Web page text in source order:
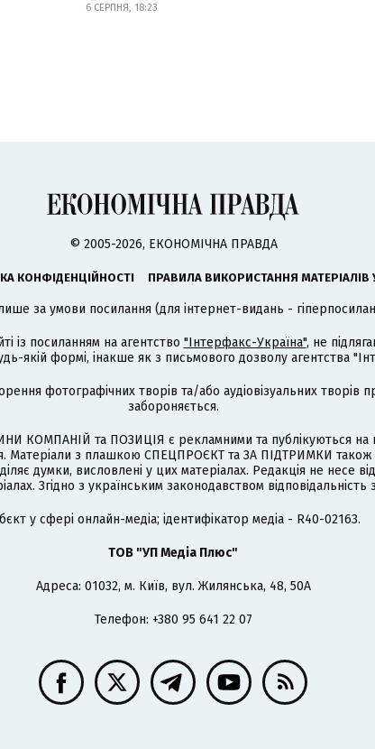
6 СЕРПНЯ, 18:23
© 2005-2026, ЕКОНОМІЧНА ПРАВДА
КОНФІДЕНЦІЙНОСТІ ПРАВИЛА ВИКОРИСТАННЯ МАТЕРІАЛІВ
за умови посилання (для інтернет-видань -
із посиланням на агентство "Інтерфакс-Україна", не
якій формі, інакше як з письмового дозволу агентства
фотографічних творів та/або аудіовізуальних
забороняється.
КОМПАНІЙ та ПОЗИЦІЯ є рекламними та публікуються на
Матеріали з плашкою СПЕЦПРОЄКТ та ЗА ПІДТРИМКИ
думки, висловлені у цих матеріалах. Редакція не несе
Згідно з українським законодавством
у сфері онлайн-медіа; ідентифікатор медіа - R40-02163.
ТОВ "УП Медіа Плюс"
Адреса: 01032, м. Київ, вул. Жилянська, 48, 50А
Телефон: +380 95 641 22 07